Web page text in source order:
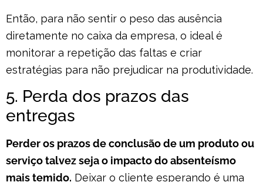
Então, para não sentir o peso das ausência
diretamente no caixa da empresa, o ideal é
monitorar a repetição das faltas e criar
estratégias para não prejudicar na produtividade.
5. Perda dos prazos das
entregas
Perder os prazos de conclusão de um produto ou
serviço talvez seja o impacto do absenteísmo
mais temido. Deixar o cliente esperando é uma